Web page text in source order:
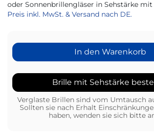
oder Sonnenbrillengläser in Sehstärke mit
Preis inkl. MwSt. & Versand nach DE.
In den Warenkorb
Brille mit Sehstärke
Verglaste Brillen sind vom Umtausch
Sollten sie nach Erhalt
haben, wenden sie sich bitte